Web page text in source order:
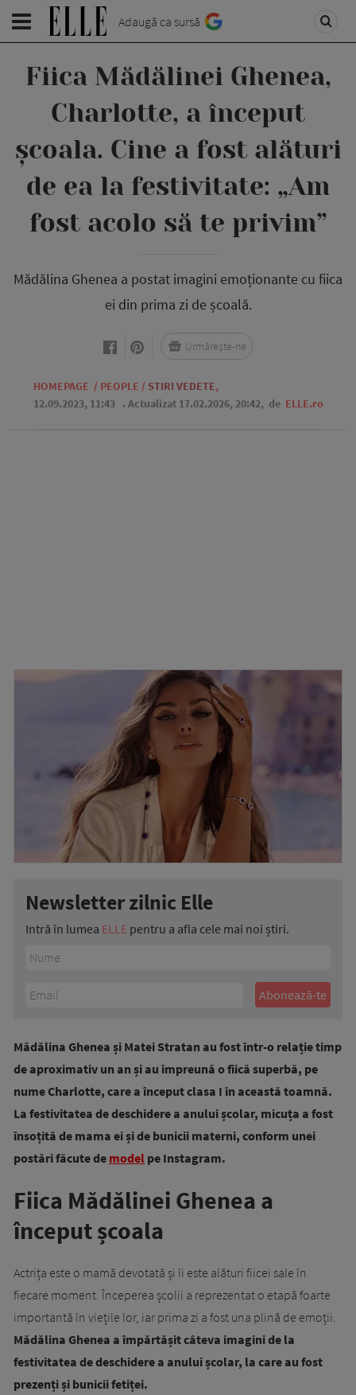
Adaugă ca sursă
Fiica Mădălinei Ghenea,
Charlotte, a început
școala. Cine a fost alături
de ea la festivitate: „Am
fost acolo să te privim”
Mădălina Ghenea a postat imagini emoționante cu fiica
ei din prima zi de școală.
HOMEPAGE / PEOPLE / STIRI VEDETE,
12.09.2023, 11:43 . Actualizat 17.02.2026, 20:42, de ELLE.ro
Urmărește-ne
Newsletter zilnic Elle
Intră în lumea ELLE pentru a afla cele mai noi știri.
Mădălina Ghenea și Matei Stratan au fost într-o relație timp
de aproximativ un an și au împreună o fiică superbă, pe
nume Charlotte, care a început clasa I în această toamnă.
La festivitatea de deschidere a anului școlar, micuța a fost
însoțită de mama ei și de bunicii materni, conform unei
postări făcute de model pe Instagram.
Fiica Mădălinei Ghenea a
început școala
Actrița este o mamă devotată și îi este alături fiicei sale în
fiecare moment. Începerea școlii a reprezentat o etapă foarte
importantă în viețile lor, iar prima zi a fost una plină de emoții.
Mădălina Ghenea a împărtășit câteva imagini de la
festivitatea de deschidere a anului școlar, la care au fost
prezenți și bunicii fetiței.